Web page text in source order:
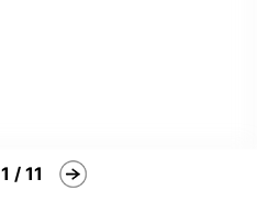
1 / 11